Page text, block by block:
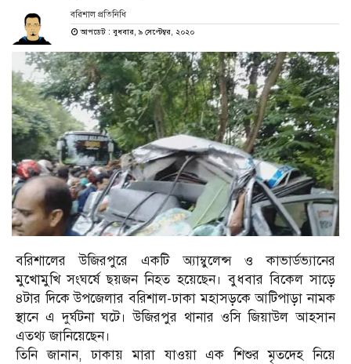
বরিশাল প্রতিনিধি
আপডেট : বুধবার, ৯ সেপ্টেম্বর, ২০২০
বরিশালের উজিরপুরে একটি অ্যাম্বুলেন্স ও কাভার্ডভ্যানের
মুখোমুখি সংঘর্ষে ছয়জন নিহত হয়েছেন। বুধবার বিকেল সাড়ে
৪টার দিকে উপজেলার বরিশাল-ঢাকা মহাসড়কে আটিপাড়া নামক
স্থানে এ দুর্ঘটনা ঘটে। উজিরপুর থানার ওসি জিয়াউল আহসান
এতথ্য জানিয়েছেন।
তিনি জানান, ঢাকায় মারা যাওয়া এক শিশুর মৃতদেহ নিয়ে